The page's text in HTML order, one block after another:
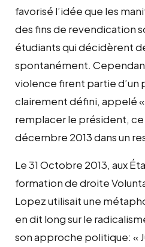
favorisé l’idée que les
des fins de revendication
étudiants qui décidèrent
spontanément.
violence firent partie
clairement défini, appelé «
remplacer le président,
décembre 2013 dans un
Le 31 Octobre 2013, aux
formation de droite
Lopez utilisait une
en dit long sur le
son approche politique: «